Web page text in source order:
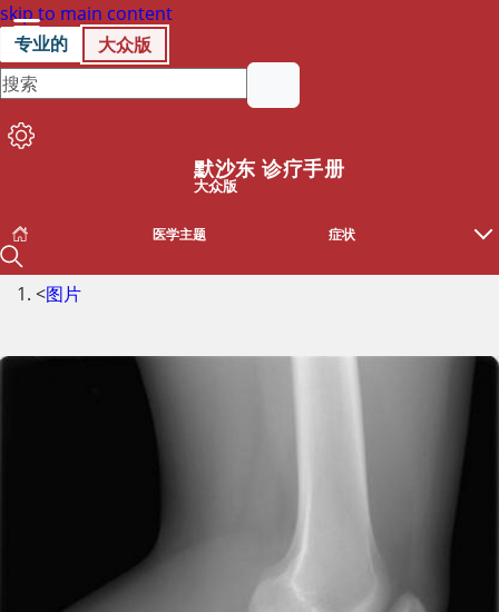
skip to main content
专业的
大众版
默沙东 诊疗手册
大众版
医学主题 症状
<图片